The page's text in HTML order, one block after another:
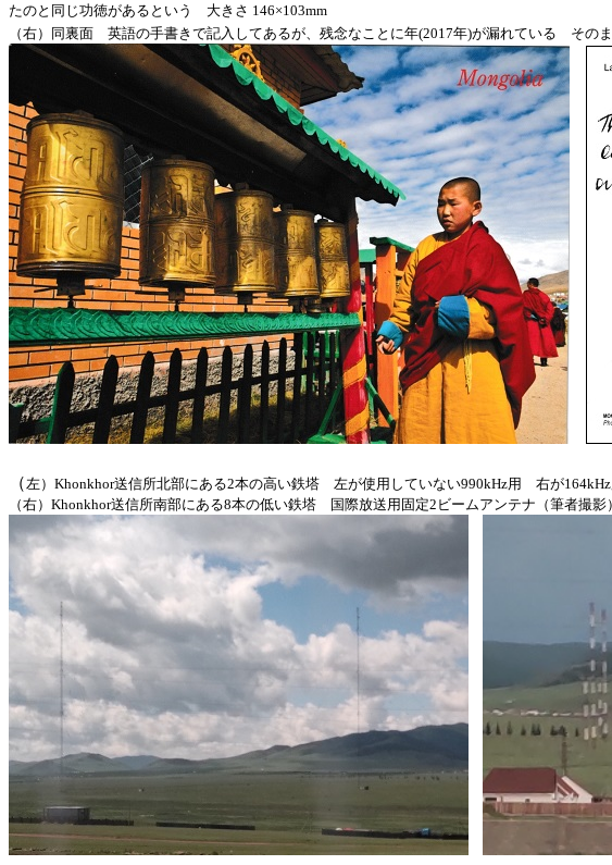
たのと同じ功徳があるという 大きさ 146×103mm
（右）同裏面 英語の手書きで記入してあるが、残念なことに年(2017年)が漏れている その
（左）Khonkhor送信所北部にある2本の高い鉄塔 左が使用していない990kHz用 右が
（右）Khonkhor送信所南部にある8本の低い鉄塔 国際放送用固定2ビームアンテナ（筆者撮影）